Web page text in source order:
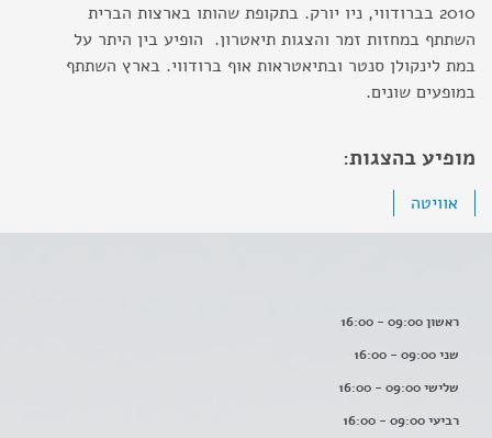
2010 בברודווי, ניו יורק. בתקופת שהותו בארצות הברית
השתתף במחזות זמר והצגות תיאטרון. הופיע בין היתר על
במת לינקולן סנטר ובתיאטראות אוף ברודווי. בארץ השתתף
במופעים שונים.
מופיע בהצגות:
אוויטה
ראשון 09:00 - 16:00
שני 09:00 - 16:00
שלישי 09:00 - 16:00
רביעי 09:00 - 16:00